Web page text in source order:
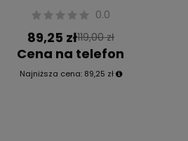
0.0
89,25 zł119,00 zł
Cena na telefon
Najniższa cena: 89,25 zł